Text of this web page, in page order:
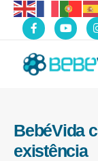
BebéVida
existência